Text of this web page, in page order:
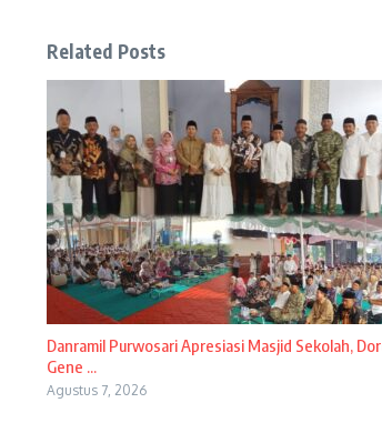
Related Posts
Danramil Purwosari Apresiasi Masjid Sekolah,
Gene ...
Agustus 7, 2026